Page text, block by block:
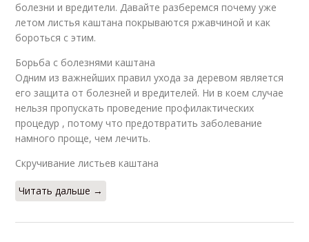
болезни и вредители. Давайте разберемся почему уже
летом листья каштана покрываются ржавчиной и как
бороться с этим.
Борьба с болезнями каштана
Одним из важнейших правил ухода за деревом является
его защита от болезней и вредителей. Ни в коем случае
нельзя пропускать проведение профилактических
процедур , потому что предотвратить заболевание
намного проще, чем лечить.
Скручивание листьев каштана
Читать дальше →